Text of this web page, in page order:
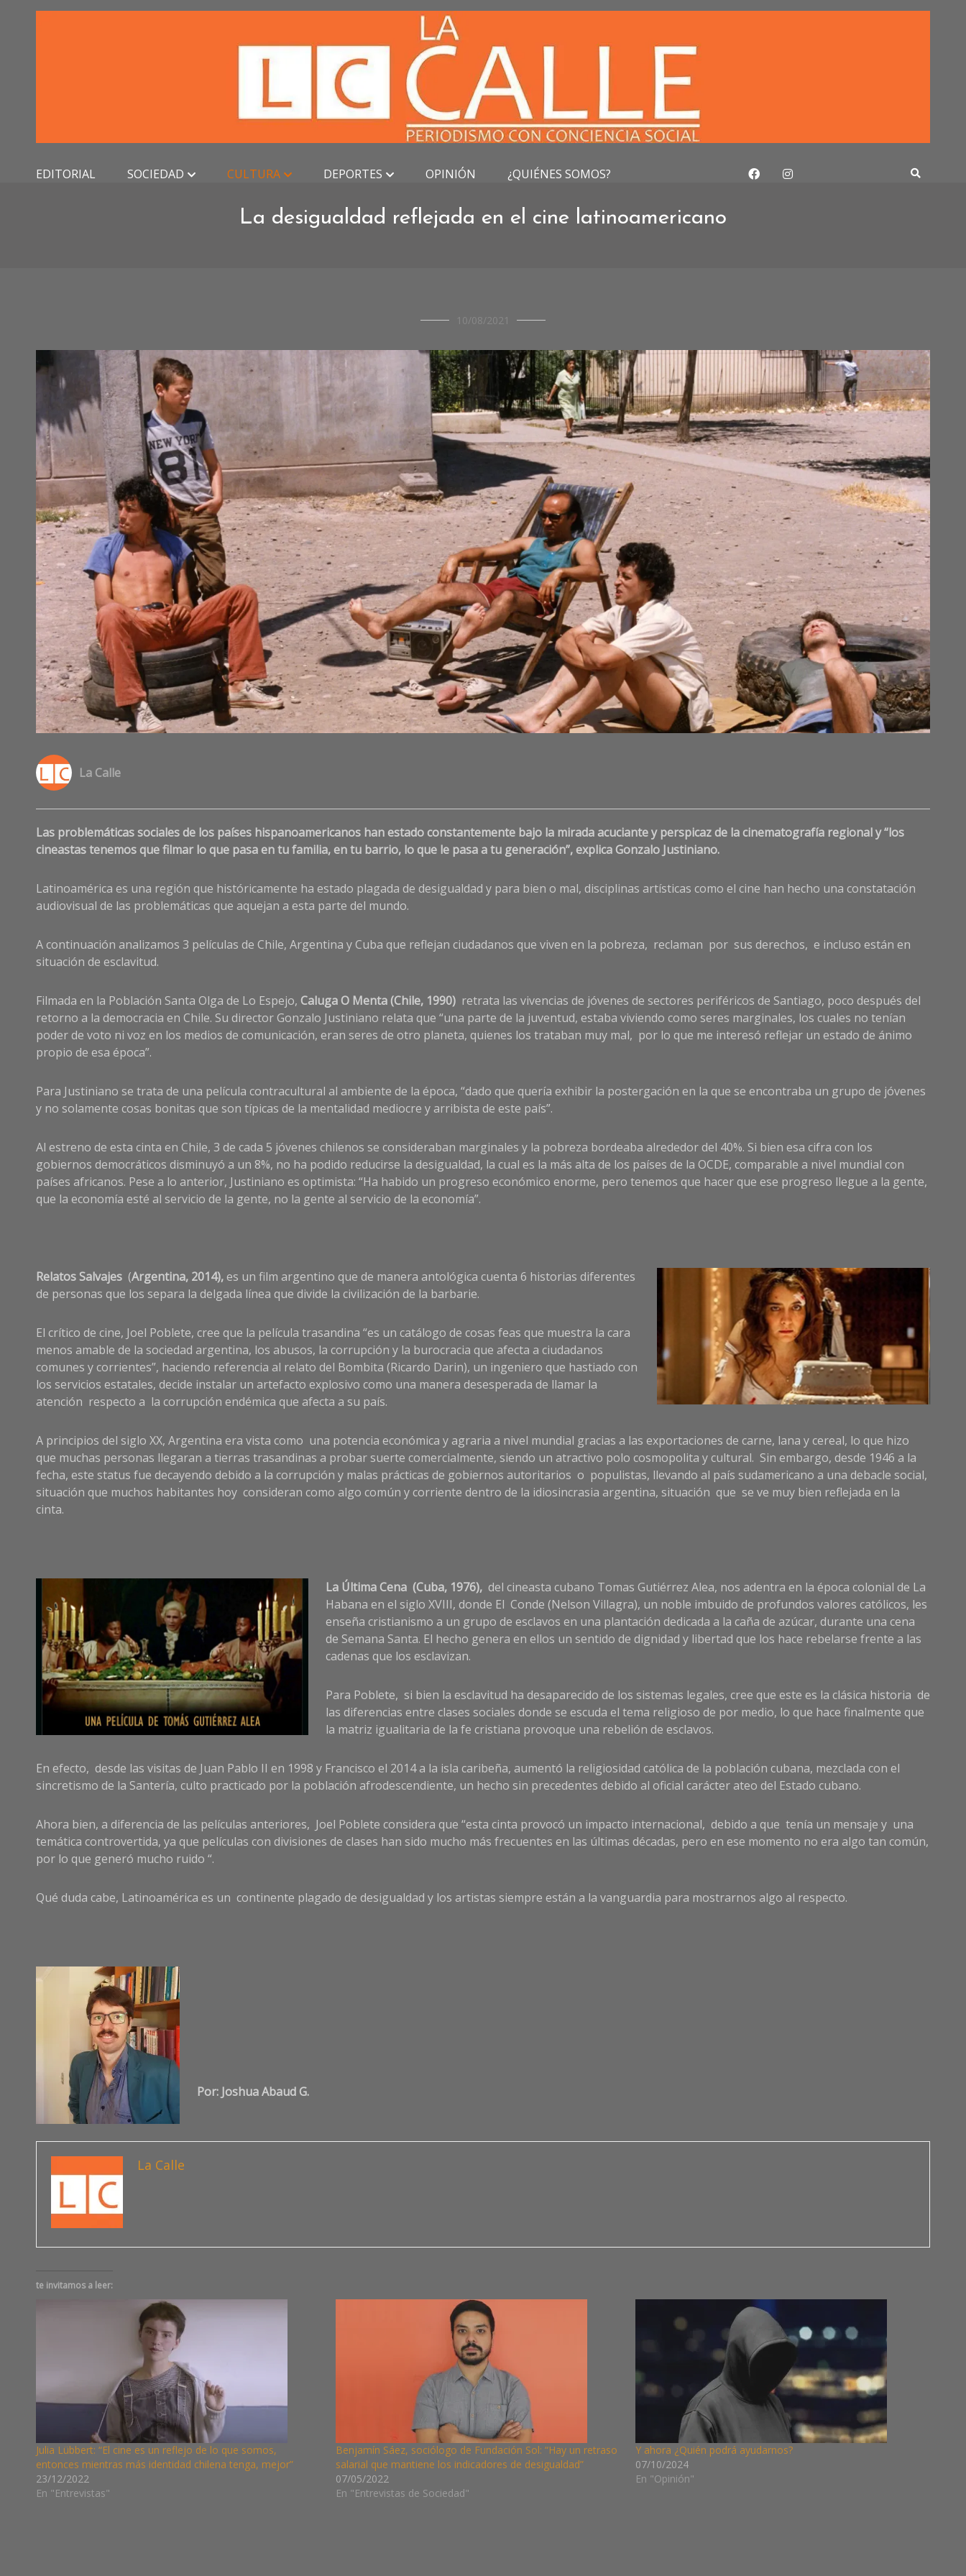
EDITORIAL SOCIEDAD CULTURA DEPORTES OPINIÓN ¿QUIÉNES SOMOS?
La desigualdad reflejada en el cine latinoamericano
CULTURA
10/08/2021
La Calle
Las problemáticas sociales de los países hispanoamericanos han estado constantemente bajo la mirada acuciante y perspicaz de la cinematografía regional y “los
cineastas tenemos que filmar lo que pasa en tu familia, en tu barrio, lo que le pasa a tu generación”, explica Gonzalo Justiniano.
Latinoamérica es una región que históricamente ha estado plagada de desigualdad y para bien o mal, disciplinas artísticas como el cine han hecho una constatación
audiovisual de las problemáticas que aquejan a esta parte del mundo.
A continuación analizamos 3 películas de Chile, Argentina y Cuba que reflejan ciudadanos que viven en la pobreza, reclaman por sus derechos, e incluso están en
situación de esclavitud.
Filmada en la Población Santa Olga de Lo Espejo, Caluga O Menta (Chile, 1990) retrata las vivencias de jóvenes de sectores periféricos de Santiago, poco después del
retorno a la democracia en Chile. Su director Gonzalo Justiniano relata que “una parte de la juventud, estaba viviendo como seres marginales, los cuales no tenían
poder de voto ni voz en los medios de comunicación, eran seres de otro planeta, quienes los trataban muy mal, por lo que me interesó reflejar un estado de ánimo
propio de esa época”.
Para Justiniano se trata de una película contracultural al ambiente de la época, “dado que quería exhibir la postergación en la que se encontraba un grupo de jóvenes
y no solamente cosas bonitas que son típicas de la mentalidad mediocre y arribista de este país”.
Al estreno de esta cinta en Chile, 3 de cada 5 jóvenes chilenos se consideraban marginales y la pobreza bordeaba alrededor del 40%. Si bien esa cifra con los
gobiernos democráticos disminuyó a un 8%, no ha podido reducirse la desigualdad, la cual es la más alta de los países de la OCDE, comparable a nivel mundial con
países africanos. Pese a lo anterior, Justiniano es optimista: “Ha habido un progreso económico enorme, pero tenemos que hacer que ese progreso llegue a la gente,
que la economía esté al servicio de la gente, no la gente al servicio de la economía”.
Relatos Salvajes (Argentina, 2014), es un film argentino que de manera antológica cuenta 6 historias diferentes
de personas que los separa la delgada línea que divide la civilización de la barbarie.
El crítico de cine, Joel Poblete, cree que la película trasandina “es un catálogo de cosas feas que muestra la cara
menos amable de la sociedad argentina, los abusos, la corrupción y la burocracia que afecta a ciudadanos
comunes y corrientes”, haciendo referencia al relato del Bombita (Ricardo Darin), un ingeniero que hastiado con
los servicios estatales, decide instalar un artefacto explosivo como una manera desesperada de llamar la
atención respecto a la corrupción endémica que afecta a su país.
A principios del siglo XX, Argentina era vista como una potencia económica y agraria a nivel mundial gracias a las exportaciones de carne, lana y cereal, lo que hizo
que muchas personas llegaran a tierras trasandinas a probar suerte comercialmente, siendo un atractivo polo cosmopolita y cultural. Sin embargo, desde 1946 a la
fecha, este status fue decayendo debido a la corrupción y malas prácticas de gobiernos autoritarios o populistas, llevando al país sudamericano a una debacle social,
situación que muchos habitantes hoy consideran como algo común y corriente dentro de la idiosincrasia argentina, situación que se ve muy bien reflejada en la
cinta.
La Última Cena (Cuba, 1976), del cineasta cubano Tomas Gutiérrez Alea, nos adentra en la época colonial de La
Habana en el siglo XVIII, donde El Conde (Nelson Villagra), un noble imbuido de profundos valores católicos, les
enseña cristianismo a un grupo de esclavos en una plantación dedicada a la caña de azúcar, durante una cena
de Semana Santa. El hecho genera en ellos un sentido de dignidad y libertad que los hace rebelarse frente a las
cadenas que los esclavizan.
Para Poblete, si bien la esclavitud ha desaparecido de los sistemas legales, cree que este es la clásica historia de
las diferencias entre clases sociales donde se escuda el tema religioso de por medio, lo que hace finalmente que
la matriz igualitaria de la fe cristiana provoque una rebelión de esclavos.
En efecto, desde las visitas de Juan Pablo II en 1998 y Francisco el 2014 a la isla caribeña, aumentó la religiosidad católica de la población cubana, mezclada con el
sincretismo de la Santería, culto practicado por la población afrodescendiente, un hecho sin precedentes debido al oficial carácter ateo del Estado cubano.
Ahora bien, a diferencia de las películas anteriores, Joel Poblete considera que “esta cinta provocó un impacto internacional, debido a que tenía un mensaje y una
temática controvertida, ya que películas con divisiones de clases han sido mucho más frecuentes en las últimas décadas, pero en ese momento no era algo tan común,
por lo que generó mucho ruido “.
Qué duda cabe, Latinoamérica es un continente plagado de desigualdad y los artistas siempre están a la vanguardia para mostrarnos algo al respecto.
Por: Joshua Abaud G.
La Calle
te invitamos a leer:
Julia Lübbert: “El cine es un reflejo de lo que somos,
entonces mientras más identidad chilena tenga, mejor”
23/12/2022
En "Entrevistas"
Benjamín Sáez, sociólogo de Fundación Sol: “Hay un retraso
salarial que mantiene los indicadores de desigualdad”
07/05/2022
En "Entrevistas de Sociedad"
Y ahora ¿Quién podrá ayudarnos?
07/10/2024
En "Opinión"